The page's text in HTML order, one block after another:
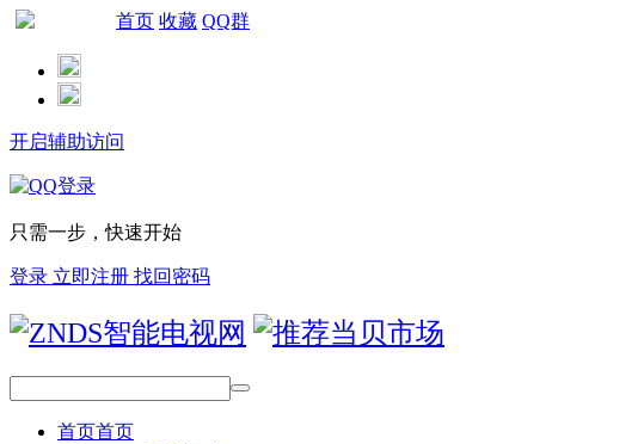
首页 收藏 QQ群
开启辅助访问
只需一步，快速开始
登录 立即注册 找回密码
首页首页